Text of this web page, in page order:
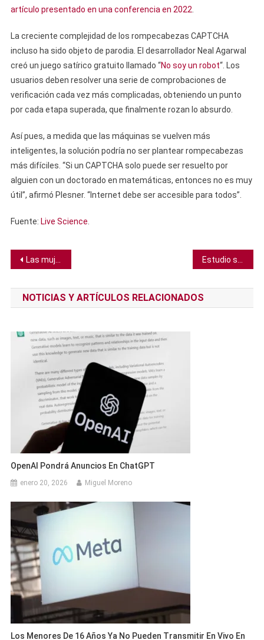
artículo presentado en una conferencia en 2022
La creciente complejidad de los rompecabezas CAPTCHA
incluso ha sido objeto de parodia. El desarrollador Neal Agarwal
creó un juego satírico gratuito llamado “No soy un robot“. Los
usuarios deben resolver una serie de comprobaciones de
verificación cada vez más complicadas, obteniendo un punto
por cada etapa superada, que finalmente rozan lo absurdo.
Así pues, a medida que las máquinas se vuelven más
inteligentes, la solución podría no ser plantear rompecabezas
más difíciles. “Si un CAPTCHA solo puede ser resuelto por
alguien con un doctorado en matemáticas, entonces no es muy
útil”, afirmó Plesner. “Internet debe ser accesible para todos”.
Fuente: Live Science
Navegación
de
entradas
Las mujeres tienen mayor riesgo de un ataque cardíaco por una sola palabra
NOTICIAS Y ARTÍCULOS RELACIONADOS
OpenAI Pondrá Anuncios En ChatGPT
enero 20, 2026 Miguel Moreno
Los Menores De 16 Años Ya No Pueden Transmitir En Vivo En